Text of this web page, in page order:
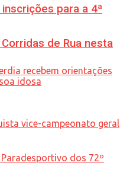
para a 4ª
de Rua nesta